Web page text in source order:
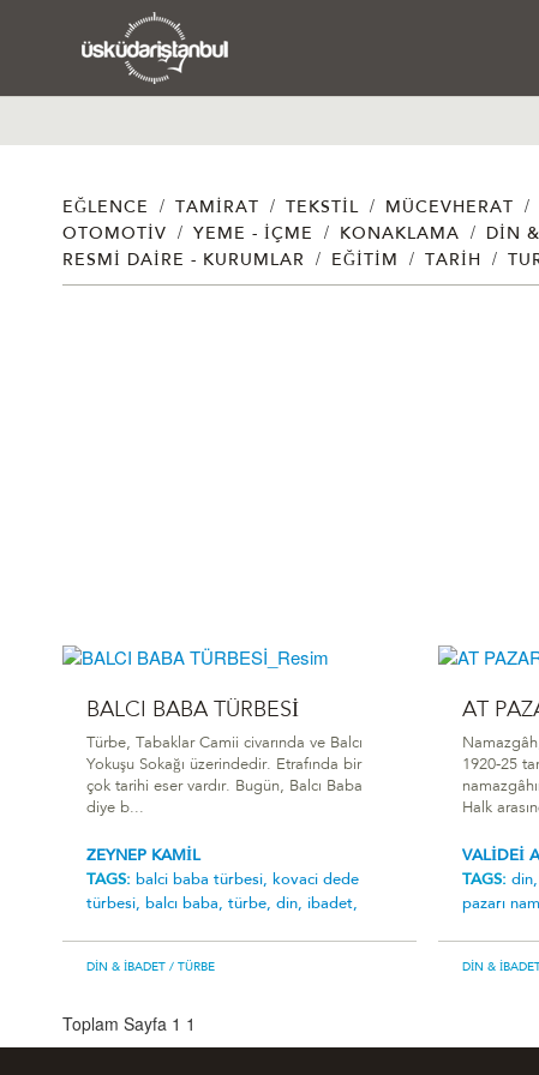
EĞLENCE / TAMIRAT / TEKSTIL / MÜCEVHERAT /
OTOMOTIV / YEME - İÇME / KONAKLAMA / DIN
RESMI DAIRE - KURUMLAR / EĞITIM / TARIH /
BALCI BABA TÜRBESİ
Türbe, Tabaklar Camii civarında ve Balcı
Yokuşu Sokağı üzerindedir. Etrafında bir
çok tarihi eser vardır. Bugün, Balcı Baba
diye b...
ZEYNEP KAMİL
TAGS: balci baba türbesi, kovaci dede
türbesi, balcı baba, türbe, din, ibadet,
DIN & İBADET / TÜRBE
AT
1920-25
Halk
VALİDEİ
TAGS: din,
pazari
DIN & İBADET
Toplam Sayfa 1 1